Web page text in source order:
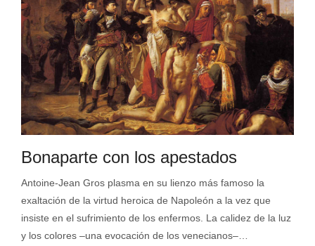
Bonaparte con los apestados
Antoine-Jean Gros plasma en su lienzo más famoso la
exaltación de la virtud heroica de Napoleón a la vez que
insiste en el sufrimiento de los enfermos. La calidez de la luz
y los colores –una evocación de los venecianos–…